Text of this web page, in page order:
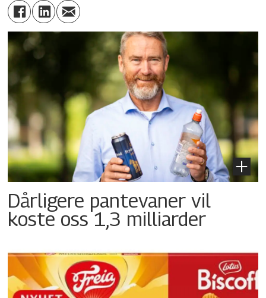
Dårligere pantevaner vil
koste oss 1,3 milliarder